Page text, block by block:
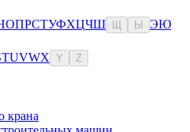
ОПРСТУФХЦЧШ Ы ЭЮ
TUVWX Y Z
крана